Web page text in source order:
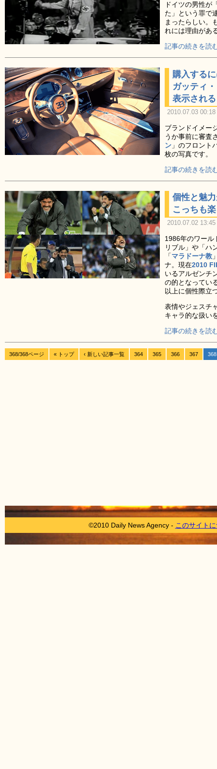
ドイツの男性が
た」という罪で
まったらしい。
れには理由があ
記事の続きを読
購入する
ガッティ
表示される
2010.07.03
ブランドイメー
うか事前に審査
ン」のフロント
枚の写真です。
記事の続きを読
個性と魅
こっちも
2010.07.02
1986年のワール
リブル」や「ハ
「マラドーナ教
ナ。現在2010
いるアルゼンチ
の的となってい
以上に個性際立
表情やジェスチ
キャラ的な扱い
記事の続きを読
368/368ページ « トップ ‹ 新しい記事一覧 364 365 366 367 368
©2010 Daily News Agency - このサイト